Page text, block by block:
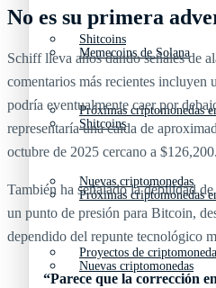
Shitcoins
Próximas criptomonedas
Nuevas criptomonedas
Proyectos de
Memecoins de Solana
Shitcoins
Próximas criptomonedas
Nuevas criptomonedas
No es su primera
Schiff lleva años dando señales de
comentarios más recientes incluyen
podría eventualmente caer por
representaría una caída de
octubre de 2025 cercano a $126,200.
También ha señalado la debilidad
un punto de presión para Bitcoin,
dependido del repunte tecnológico
“Parece que la corrección